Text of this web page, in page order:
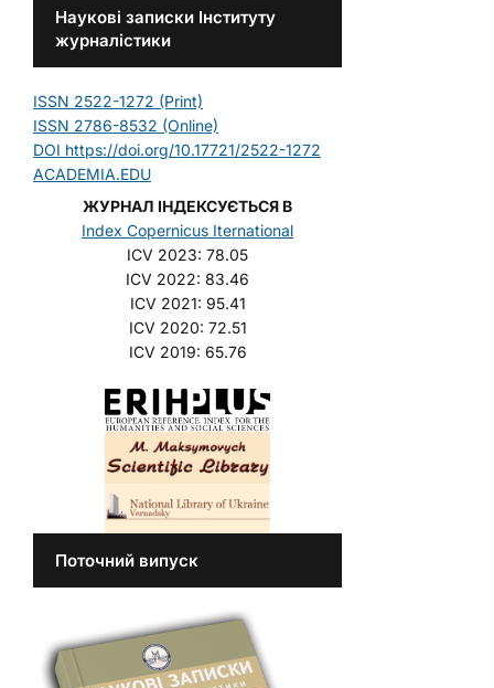
Наукові записки Інституту
журналістики
ISSN 2522-1272 (Print)
ISSN 2786-8532 (Online)
DOI https://doi.org/10.17721/2522-1272
ACADEMIA.EDU
ЖУРНАЛ ІНДЕКСУЄТЬСЯ В
Index Copernicus Iternational
ICV 2023: 78.05
ICV 2022: 83.46
ICV 2021: 95.41
ICV 2020: 72.51
ICV 2019: 65.76
Поточний випуск